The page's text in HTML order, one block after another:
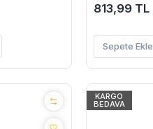
813,99 TL
Sepete Ekle
KARGO
BEDAVA